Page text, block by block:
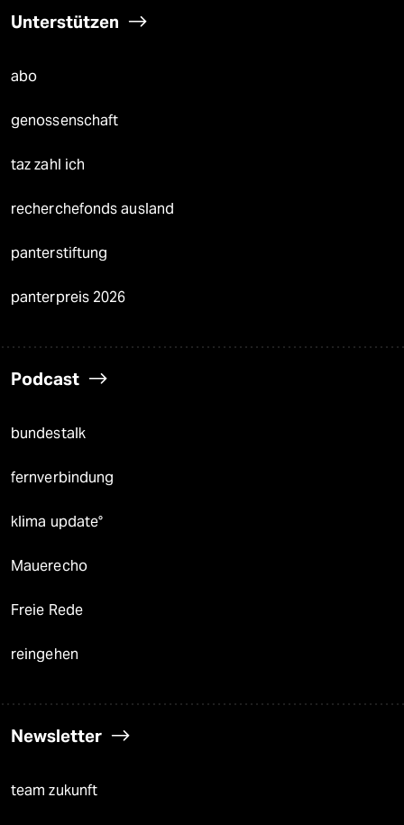
Unterstützen
abo
genossenschaft
taz zahl ich
recherchefonds ausland
panterstiftung
panterpreis 2026
Podcast
bundestalk
fernverbindung
klima update°
Mauerecho
Freie Rede
reingehen
Newsletter
team zukunft